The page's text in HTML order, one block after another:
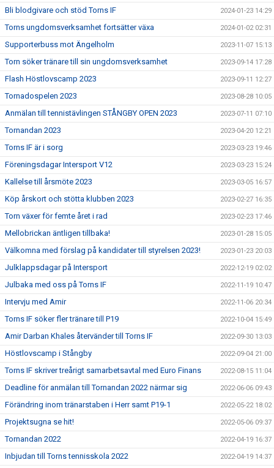
Bli blodgivare och stöd Torns IF 2024-01-23 14:29
Torns ungdomsverksamhet fortsätter växa 2024-01-02 02:31
Supporterbuss mot Ängelholm 2023-11-07 15:13
Torn söker tränare till sin ungdomsverksamhet 2023-09-14 17:28
Flash Höstlovscamp 2023 2023-09-11 12:27
Tornadospelen 2023 2023-08-28 10:05
Anmälan till tennistävlingen STÅNGBY OPEN 2023 2023-07-11 07:10
Tornandan 2023 2023-04-20 12:21
Torns IF är i sorg 2023-03-23 19:46
Föreningsdagar Intersport V12 2023-03-23 15:24
Kallelse till årsmöte 2023 2023-03-05 16:57
Köp årskort och stötta klubben 2023 2023-02-27 16:35
Torn växer för femte året i rad 2023-02-23 17:46
Mellobrickan äntligen tillbaka! 2023-01-28 15:05
Välkomna med förslag på kandidater till styrelsen 2023! 2023-01-23 20:03
Julklappsdagar på Intersport 2022-12-19 02:02
Julbaka med oss på Torns IF 2022-11-19 10:47
Intervju med Amir 2022-11-06 20:34
Torns IF söker fler tränare till P19 2022-10-04 15:49
Amir Darban Khales återvänder till Torns IF 2022-09-30 13:03
Höstlovscamp i Stångby 2022-09-04 21:00
Torns IF skriver treårigt samarbetsavtal med Euro Finans 2022-08-15 11:04
Deadline för anmälan till Tornandan 2022 närmar sig 2022-06-06 09:43
Förändring inom tränarstaben i Herr samt P19-1 2022-05-22 18:02
Projektsugna se hit! 2022-05-06 09:37
Tornandan 2022 2022-04-19 16:37
Inbjudan till Torns tennisskola 2022 2022-04-19 14:37